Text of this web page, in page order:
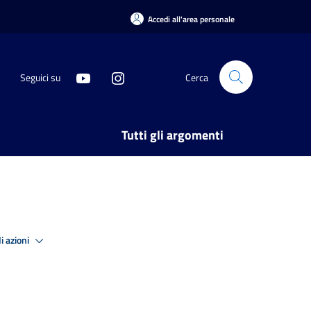
Accedi all'area personale
Seguici su Cerca
Tutti gli argomenti
azioni